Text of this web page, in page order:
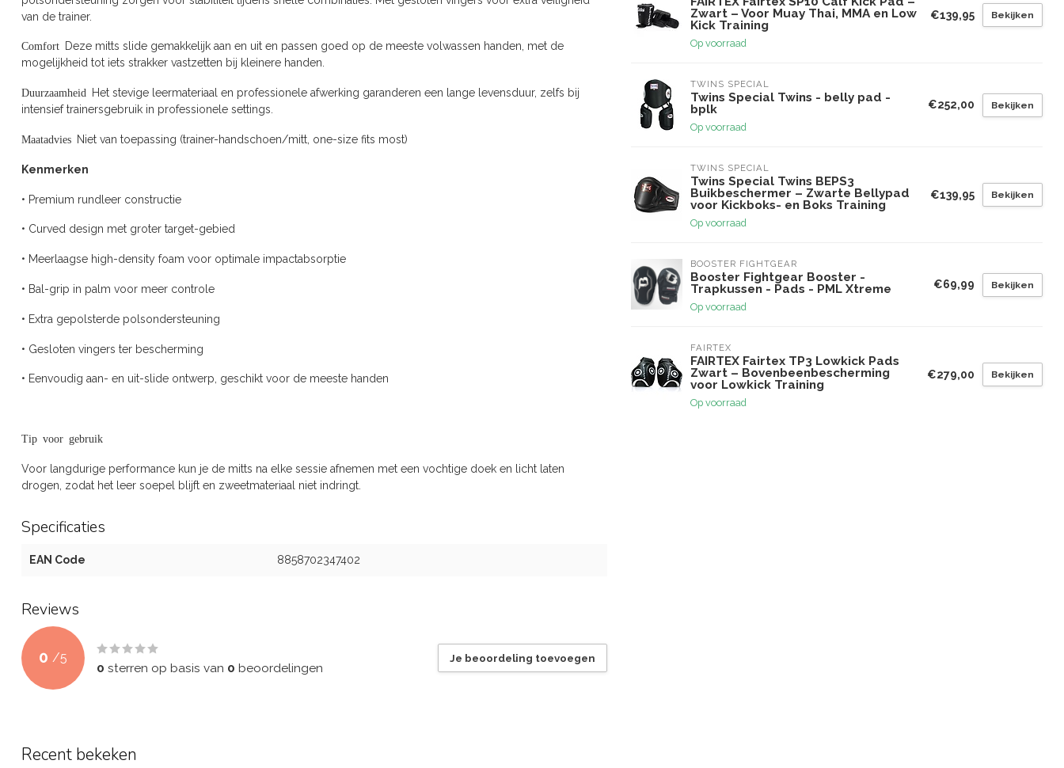
van de trainer.
Comfort
Deze mitts slide gemakkelijk aan en uit en passen goed op de meeste volwassen handen, met de
mogelijkheid tot iets strakker vastzetten bij kleinere handen.
Duurzaamheid
Het stevige leermateriaal en professionele afwerking garanderen een lange levensduur, zelfs bij
intensief trainersgebruik in professionele settings.
Maatadvies Niet van toepassing (trainer-handschoen/mitt, one-size fits most)
Kenmerken
• Premium rundleer constructie
• Curved design met groter target-gebied
• Meerlaagse high-density foam voor optimale impactabsorptie
• Bal-grip in palm voor meer controle
• Extra gepolsterde polsondersteuning
• Gesloten vingers ter bescherming
• Eenvoudig aan- en uit-slide ontwerp, geschikt voor de meeste handen
Tip voor gebruik
Voor langdurige performance kun je de mitts na elke sessie afnemen met een vochtige doek en licht laten
drogen, zodat het leer soepel blijft en zweetmateriaal niet indringt.
Specificaties
EAN Code 8858702347402
Reviews
0 /5
0 sterren op basis van 0 beoordelingen
Je beoordeling toevoegen
Zwart – Voor Muay Thai, MMA en Low
Kick Training
Op voorraad
€139,95 Bekijken
TWINS SPECIAL
Twins Special Twins - belly pad -
bplk
Op voorraad
€252,00 Bekijken
TWINS SPECIAL
Twins Special Twins BEPS3
Buikbeschermer – Zwarte Bellypad
voor Kickboks- en Boks Training
Op voorraad
€139,95 Bekijken
BOOSTER FIGHTGEAR
Booster Fightgear Booster -
Trapkussen - Pads - PML Xtreme
Op voorraad
€69,99 Bekijken
FAIRTEX
FAIRTEX Fairtex TP3 Lowkick Pads
Zwart – Bovenbeenbescherming
voor Lowkick Training
Op voorraad
€279,00 Bekijken
Recent bekeken